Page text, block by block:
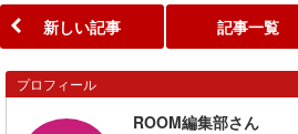
新しい記事 記事一覧
プロフィール
ROOM編集部さん